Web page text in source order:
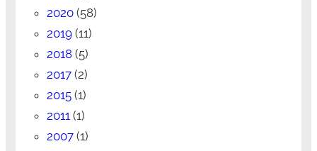
2020(58)
2019(11)
2018(5)
2017(2)
2015(1)
2011 (1)
2007(1)